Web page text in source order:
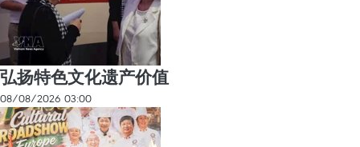
弘扬特色文化遗产价值
08/08/2026 03:00